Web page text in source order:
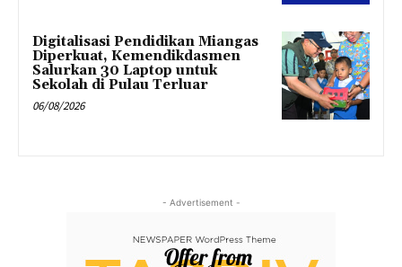
Digitalisasi Pendidikan Miangas
Diperkuat, Kemendikdasmen
Salurkan 30 Laptop untuk
Sekolah di Pulau Terluar
06/08/2026
- Advertisement -